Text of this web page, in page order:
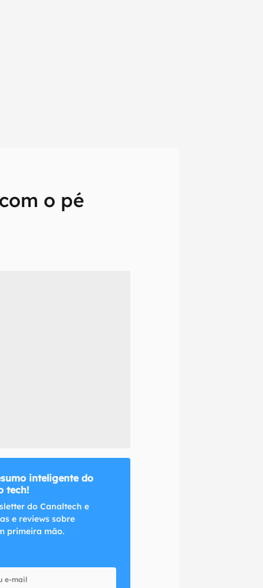
o pé
primeira
inteligente do
tech!
do Canaltech e
e reviews sobre
primeira mão.